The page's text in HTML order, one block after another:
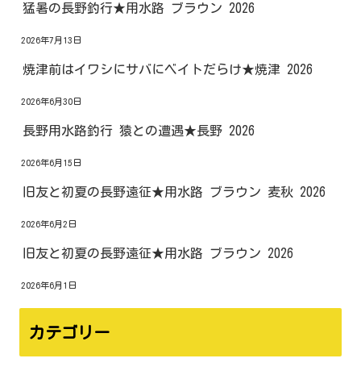
猛暑の長野釣行★用水路 ブラウン 2026
2026年7月13日
焼津前はイワシにサバにベイトだらけ★焼津 2026
2026年6月30日
長野用水路釣行 猿との遭遇★長野 2026
2026年6月15日
旧友と初夏の長野遠征★用水路 ブラウン 麦秋 2026
2026年6月2日
旧友と初夏の長野遠征★用水路 ブラウン 2026
2026年6月1日
カテゴリー